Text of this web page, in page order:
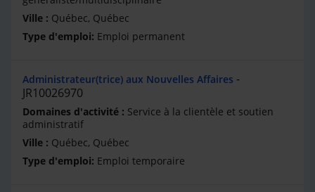
Québec, Québec
Emploi permanent
Administrateur(trice) aux Nouvelles Affaires
JR10026970
Service à la clientèle et soutien
administratif
Québec, Québec
Emploi temporaire